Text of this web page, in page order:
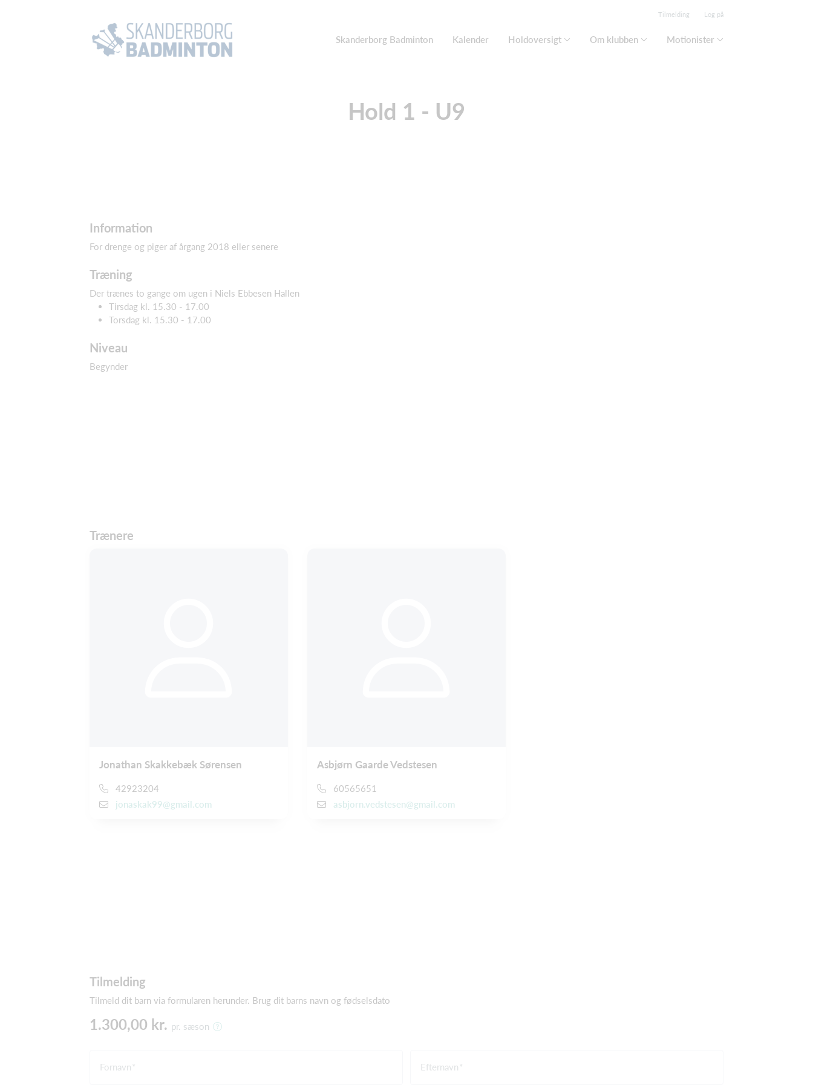
Tilmelding Log på
Skanderborg Badminton Kalender Holdoversigt Om klubben Motionister
Hold 1 - U9
Information
For drenge og piger af årgang 2018 eller senere
Træning
Der trænes to gange om ugen i Niels Ebbesen Hallen
Tirsdag kl. 15.30 - 17.00
Torsdag kl. 15.30 - 17.00
Niveau
Begynder
Trænere
Jonathan Skakkebæk Sørensen
42923204
jonaskak99@gmail.com
Asbjørn Gaarde Vedstesen
60565651
asbjorn.vedstesen@gmail.com
Tilmelding
Tilmeld dit barn via formularen herunder. Brug dit barns navn og fødselsdato
1.300,00 kr. pr. sæson
Fornavn Efternavn